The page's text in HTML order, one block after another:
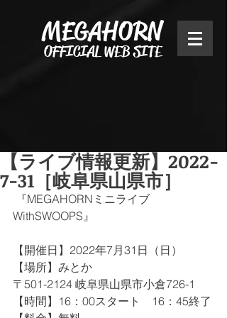
MEGAHORN
OFFICIAL WEB SITE
【ライブ情報更新】2022-
7-31［岐阜県山県市］
WithSWOOPS』﻿
【開催日】2022年7月31日（日）
【場所】みとか
〒501-2124 岐阜県山県市小倉726-1
【時間】16：00スタート　16：45終了﻿